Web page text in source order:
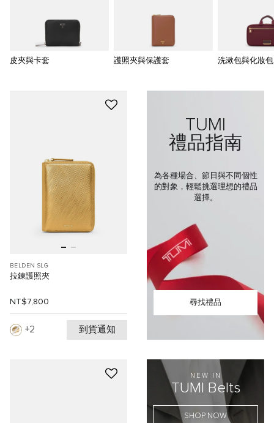
皮夾與卡套 護照夾與保護套 洗漱包與化妝包
BELDEN SLG
拉鍊護照夾
NT$7,800
2 到貨通知
TUMI
禮品指南
為各種場合、節日與不同個性
的對象，輕鬆挑選理想的禮品
選擇。
尋找禮品
NEW IN
TUMI Belts
SHOP NOW